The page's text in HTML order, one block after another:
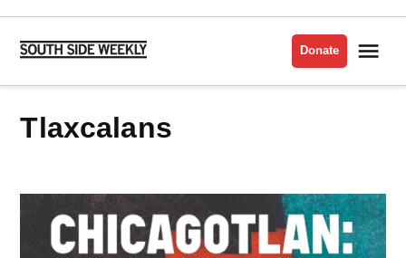
Skip
content
Side
Donate
Tlaxcalans